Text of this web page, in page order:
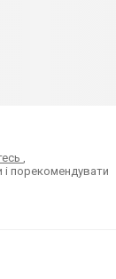
,
і порекомендувати